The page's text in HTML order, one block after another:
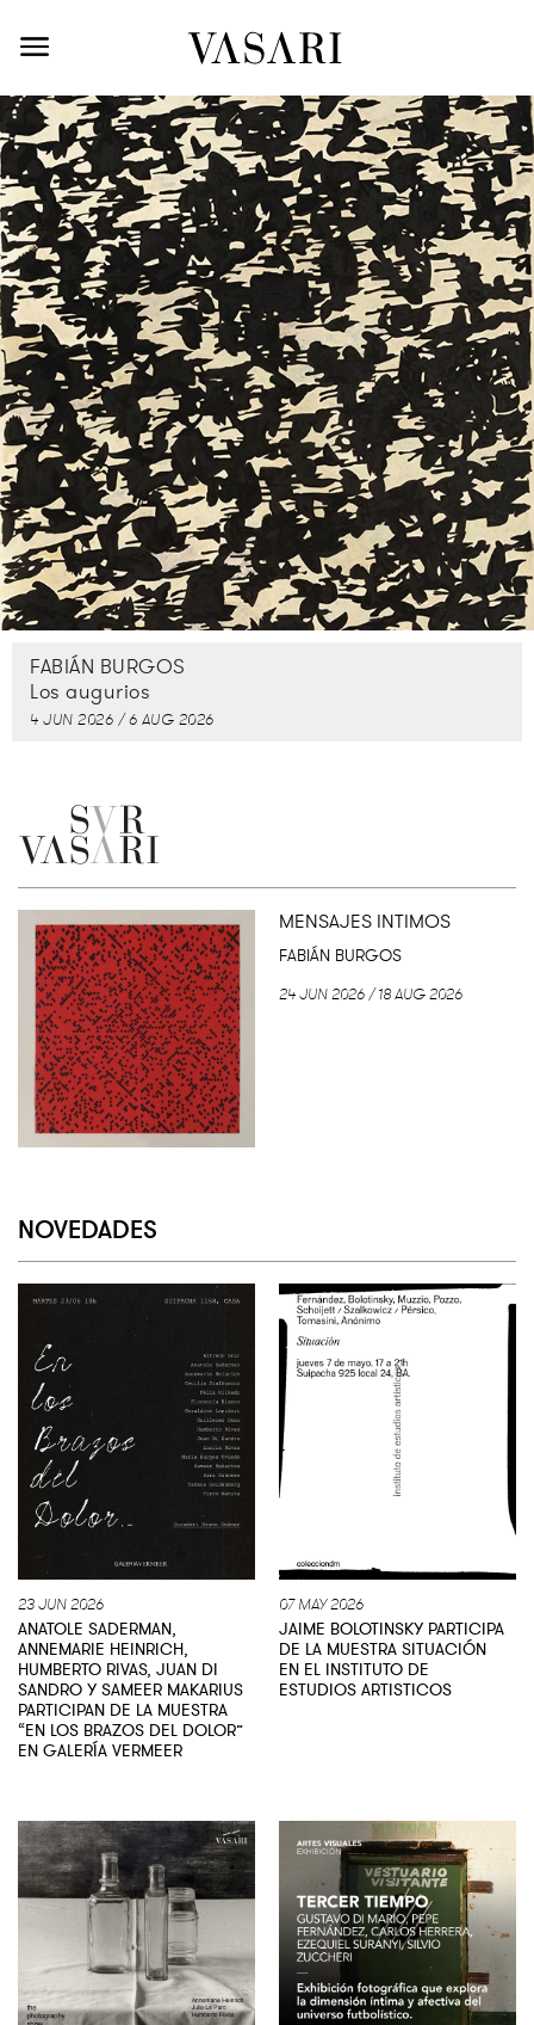
FABIÁN BURGOS
Los augurios
4 JUN 2026 / 6 AUG 2026
MENSAJES INTIMOS
FABIÁN BURGOS
24 JUN 2026 / 18 AUG 2026
NOVEDADES
23 JUN 2026
ANATOLE SADERMAN,
ANNEMARIE HEINRICH,
HUMBERTO RIVAS, JUAN DI
SANDRO Y SAMEER MAKARIUS
PARTICIPAN DE LA MUESTRA
“EN LOS BRAZOS DEL DOLOR”
EN GALERÍA VERMEER
07 MAY 2026
JAIME BOLOTINSKY PARTICIPA
DE LA MUESTRA SITUACIÓN
EN EL INSTITUTO DE
ESTUDIOS ARTISTICOS